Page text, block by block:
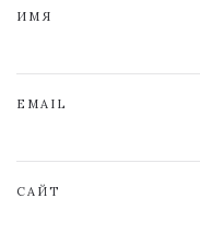
ИМЯ
EMAIL
САЙТ